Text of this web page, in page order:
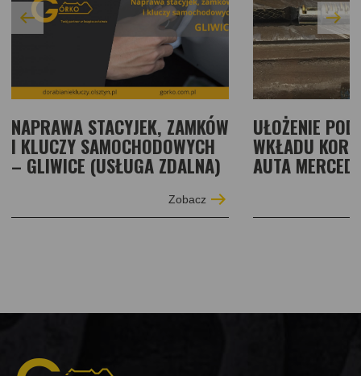
NAPRAWA STACYJEK, ZAMKÓW
I KLUCZY SAMOCHODOWYCH
– GLIWICE (USŁUGA ZDALNA)
Zobacz
UŁOŻENIE
WKŁADU
AUTA